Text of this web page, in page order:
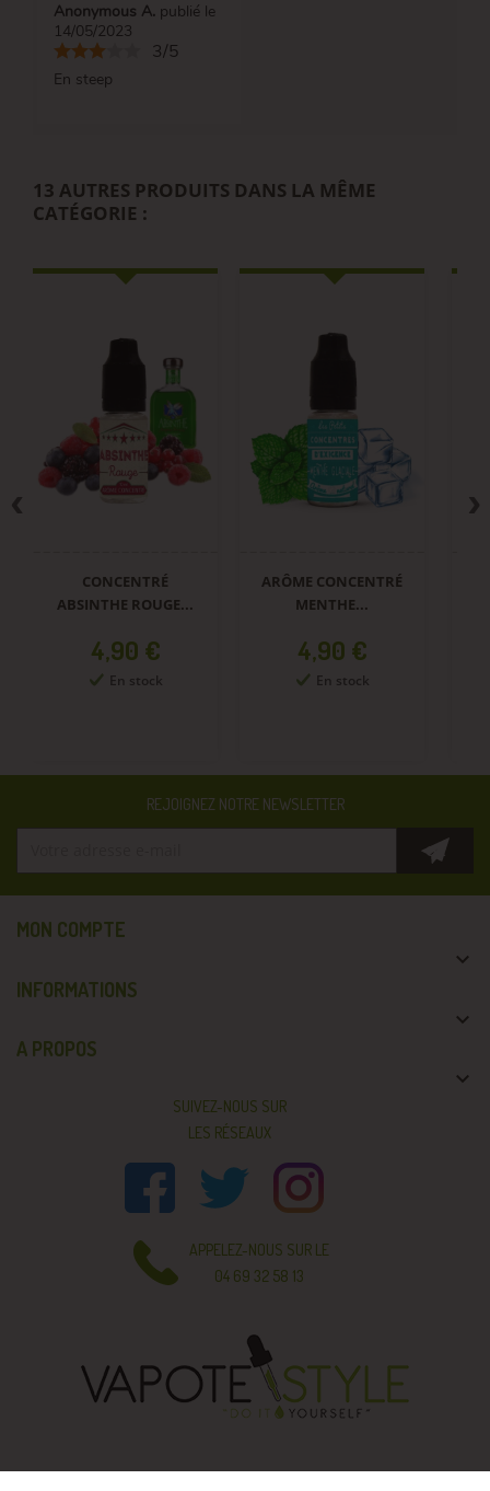
Anonymous A. publié le
14/05/2023
3/5
En steep
13 AUTRES PRODUITS DANS LA MÊME
CATÉGORIE :
CONCENTRÉ
ABSINTHE ROUGE...
Prix
4,90 €
En stock
ARÔME CONCENTRÉ
MENTHE...
Prix
4,90 €
En stock
REJOIGNEZ NOTRE NEWSLETTER
MON COMPTE

INFORMATIONS

A PROPOS

SUIVEZ-NOUS SUR
LES RÉSEAUX
APPELEZ-NOUS SUR LE
04 69 32 58 13